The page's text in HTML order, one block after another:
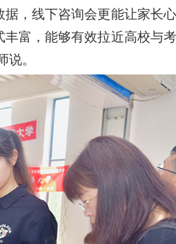
，线下咨询会更能让家长
富，能够有效拉近高校与
。